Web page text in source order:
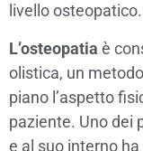
livello osteopatico.
L’osteopatia è
olistica, un
piano l’aspetto
paziente. Uno dei
e al suo interno